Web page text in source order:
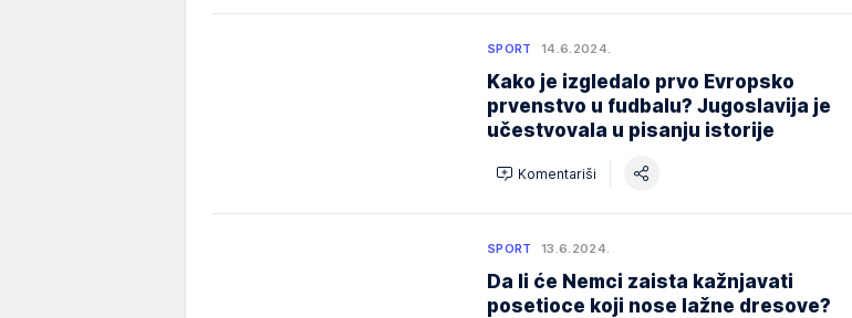
SPORT 14.6.2024.
Kako je izgledalo prvo Evropsko
prvenstvo u fudbalu? Jugoslavija je
učestvovala u pisanju istorije
Komentariši
SPORT 13.6.2024.
Da li će Nemci zaista kažnjavati
posetioce koji nose lažne dresove?